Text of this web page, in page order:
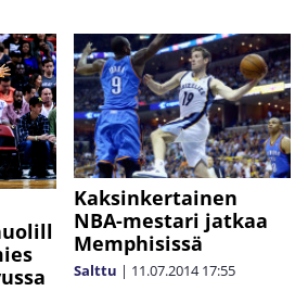
Kaksinkertainen
NBA-mestari jatkaa
Memphisissä
Salttu | 11.07.2014 17:55